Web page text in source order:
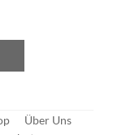
Über Uns